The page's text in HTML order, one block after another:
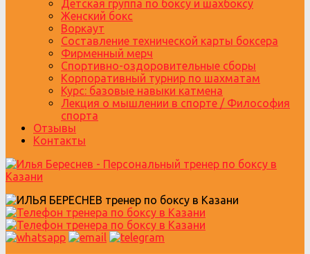
Детская группа по боксу и шахбоксу
Женский бокс
Воркаут
Составление технической карты боксера
Фирменный мерч
Спортивно-оздоровительные сборы
Корпоративный турнир по шахматам
Курс: базовые навыки катмена
Лекция о мышлении в спорте / Философия
спорта
Отзывы
Контакты